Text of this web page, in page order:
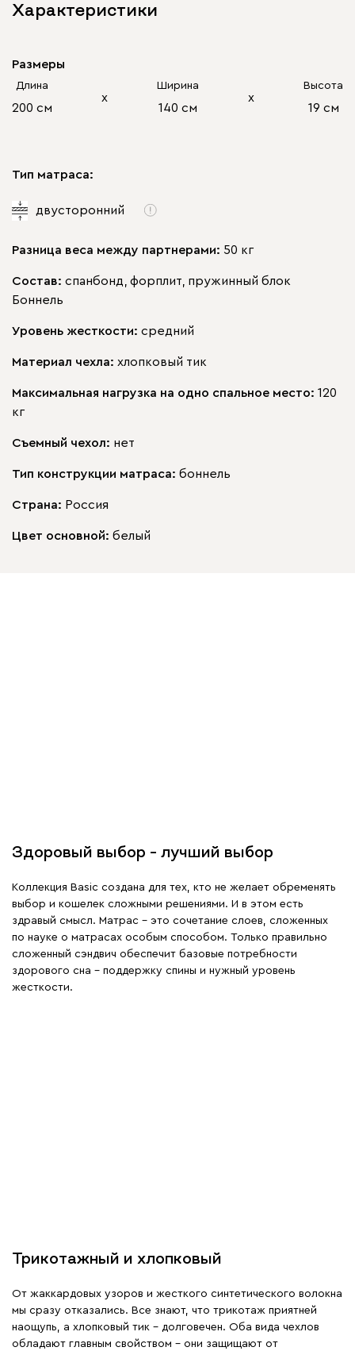
Характеристики
Размеры
Длина
200 см
х
Ширина
140 см
х
Высота
19 см
Тип матраса:
двусторонний
Разница веса между партнерами: 50 кг
Состав: спанбонд, форплит, пружинный блок
Боннель
Уровень жесткости: средний
Материал чехла: хлопковый тик
Максимальная нагрузка на одно спальное место: 120
кг
Съемный чехол: нет
Тип конструкции матраса: боннель
Страна: Россия
Цвет основной: белый
Здоровый выбор – лучший выбор
Коллекция Basic создана для тех, кто не желает обременять
выбор и кошелек сложными решениями. И в этом есть
здравый смысл. Матрас – это сочетание слоев, сложенных
по науке о матрасах особым способом. Только правильно
сложенный сэндвич обеспечит базовые потребности
здорового сна – поддержку спины и нужный уровень
жесткости.
Трикотажный и хлопковый
От жаккардовых узоров и жесткого синтетического волокна
мы сразу отказались. Все знают, что трикотаж приятней
наощупь, а хлопковый тик – долговечен. Оба вида чехлов
обладают главным свойством – они защищают от